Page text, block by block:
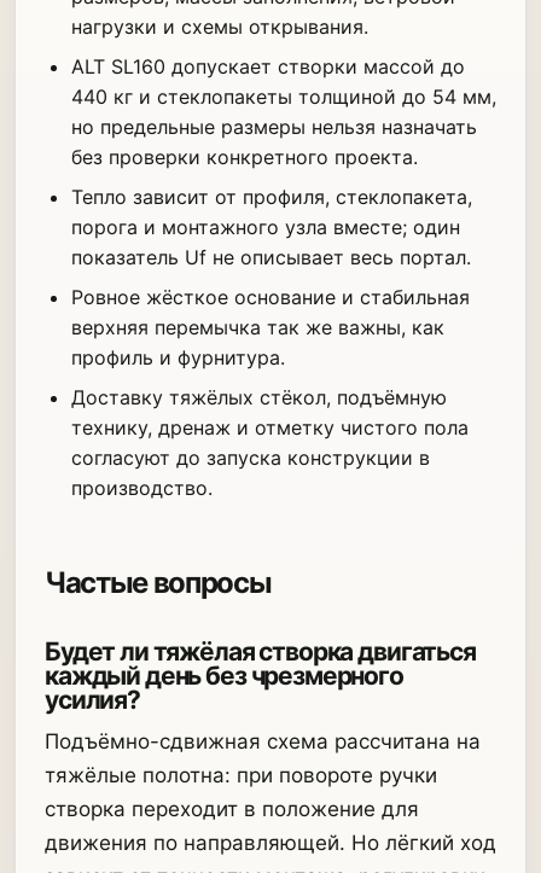
нагрузки и схемы открывания.
ALT SL160 допускает створки массой до
440 кг и стеклопакеты толщиной до 54 мм,
но предельные размеры нельзя назначать
без проверки конкретного проекта.
Тепло зависит от профиля, стеклопакета,
порога и монтажного узла вместе; один
показатель Uf не описывает весь портал.
Ровное жёсткое основание и стабильная
верхняя перемычка так же важны, как
профиль и фурнитура.
Доставку тяжёлых стёкол, подъёмную
технику, дренаж и отметку чистого пола
согласуют до запуска конструкции в
производство.
Частые вопросы
Будет ли тяжёлая створка двигаться
каждый день без чрезмерного
усилия?
Подъёмно-сдвижная схема рассчитана на
тяжёлые полотна: при повороте ручки
створка переходит в положение для
движения по направляющей. Но лёгкий ход